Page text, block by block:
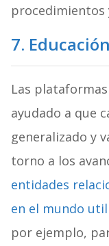
procedimientos
7.
Las
ayudado a que
generalizado y
torno a los
entidades
en el mundo
por ejemplo,